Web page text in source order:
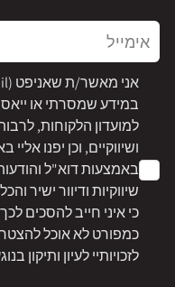
אימייל
אני מאשר/ת שאניפט (
במידע שמסרתי או
למועדון הלקוחות,
ושיווקיים, וכן יפנו
באמצעות דוא"ל
שיווקיות ודיוור ישיר
כי איני חייב להסכים
כמפורט לא אוכל
לזכויותיי לעיון ותיקון